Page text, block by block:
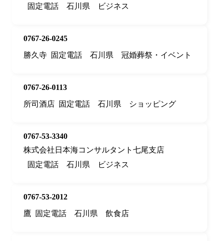
固定電話
石川県 ビジネス
0767-26-0245
勝久寺 固定電話 石川県 冠婚葬祭・イベント
0767-26-0113
所司酒店 固定電話 石川県 ショッピング
0767-53-3340
株式会社日本海コンサルタント七尾支店
固定電話
石川県 ビジネス
0767-53-2012
鷹
固定電話 石川県 飲食店